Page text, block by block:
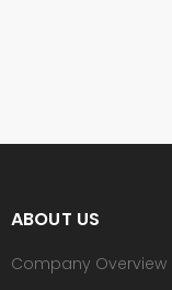
ABOUT US
Company Overview